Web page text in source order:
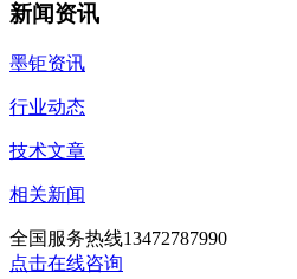
新闻资讯
墨钜资讯
行业动态
技术文章
相关新闻
全国服务热线13472787990
点击在线咨询